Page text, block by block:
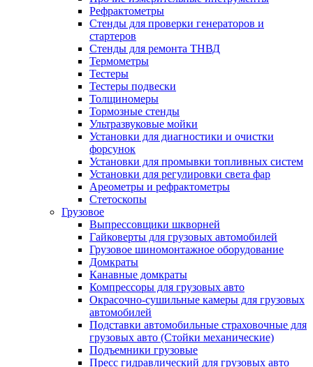
Рефрактометры
Стенды для проверки генераторов и
стартеров
Стенды для ремонта ТНВД
Термометры
Тестеры
Тестеры подвески
Толщиномеры
Тормозные стенды
Ультразвуковые мойки
Установки для диагностики и очистки
форсунок
Установки для промывки топливных систем
Установки для регулировки света фар
Ареометры и рефрактометры
Стетоскопы
Грузовое
Выпрессовщики шкворней
Гайковерты для грузовых автомобилей
Грузовое шиномонтажное оборудование
Домкраты
Канавные домкраты
Компрессоры для грузовых авто
Окрасочно-сушильные камеры для грузовых
автомобилей
Подставки автомобильные страховочные для
грузовых авто (Стойки механические)
Подъемники грузовые
Пресс гидравлический для грузовых авто